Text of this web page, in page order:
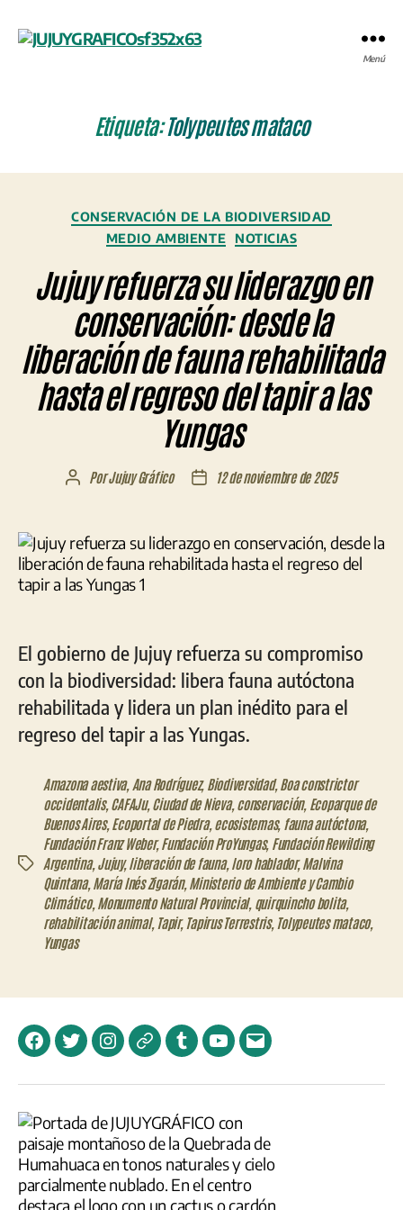
Menú
Etiqueta:Tolypeutes mataco
Categorías
CONSERVACIÓN DE LA BIODIVERSIDAD
MEDIO AMBIENTE
NOTICIAS
Jujuy refuerza su liderazgo en
conservación: desde la
liberación de fauna rehabilitada
hasta el regreso del tapir a las
Yungas
Autor
entrada
PorJujuy Gráfico
Fecha
entrada
12 de noviembre de 2025
El gobierno de Jujuy refuerza su compromiso
con la biodiversidad: libera fauna autóctona
rehabilitada y lidera un plan inédito para el
regreso del tapir a las Yungas.
Etiquetas
Amazona aestiva, Ana Rodríguez, Biodiversidad, Boa constrictor
occidentalis, CAFAJu, Ciudad de Nieva, conservación, Ecoparque de
Buenos Aires, Ecoportal de Piedra, ecosistemas, fauna autóctona,
Fundación Franz Weber,Fundación ProYungas, Fundación Rewilding
Argentina, Jujuy,liberación de fauna, loro hablador,Malvina
Quintana, María Inés Zigarán, Ministerio de Ambiente y Cambio
Climático, Monumento Natural Provincial, quirquincho bolita,
rehabilitación animal, Tapir, Tapirus Terrestris, Tolypeutes mataco,
Yungas
FacebookTwitterInstagramTelegramTumblrYouTubeCorreo